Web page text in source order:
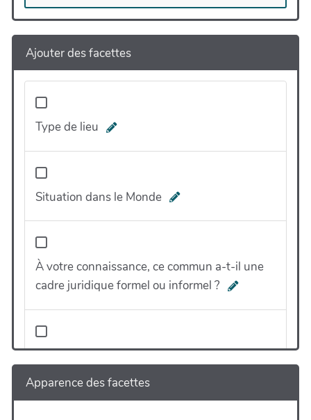
Ajouter des facettes
Type de lieu
Situation dans le Monde
À votre connaissance, ce commun a-t-il une
cadre juridique formel ou informel ?
Et s'il s'agit d'un commun formel, pouvez-
vous préciser sa forme juridique telle que par
exemple :
Apparence des facettes